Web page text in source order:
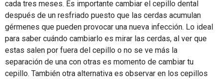
cada tres meses. Es importante cambiar el cepillo dental
después de un resfriado puesto que las cerdas acumulan
gérmenes que pueden provocar una nueva infección. Lo ideal
para saber cuándo cambiarlo es mirar las cerdas, al ver que
estas salen por fuera del cepillo o no se ve más la
separación de una con otras es momento de cambiar tu
cepillo. También otra alternativa es observar en los cepillos